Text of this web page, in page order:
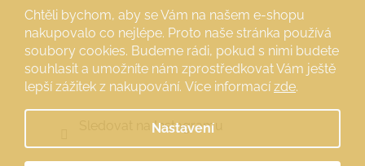
Chtěli bychom, aby se Vám na našem e-shopu
nakupovalo co nejlépe. Proto naše stránka používá
soubory cookies. Budeme rádi, pokud s nimi budete
souhlasit a umožníte nám zprostředkovat Vám ještě
lepší zážitek z nakupování. Více informací zde.
Nastavení
Sledovat na Instagramu